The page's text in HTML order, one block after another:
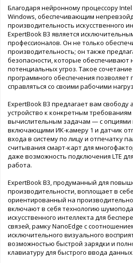
Благодаря нейронному процессору Intel
Windows, обеспечивающим
производительность искусственного
ExpertBook B3 является
профессионалов. Он не только
производительность; он также
безопасности, которые
потенциальных угроз. Такое
программного обеспечения позволяет
справляться со своими рабочими
ExpertBook B3 предлагает вам
устройство к конкретным
вычислительным задачам — с опциями
включающими ИК-камеру 1 и датчик
входа в систему по лицу и отпечатку
считывания смарт-карт для
даже возможность подключения LTE
работа.
ExpertBook B3, продуманный для
производительности, воплощает в
ориентированный на
включают в себя технологию
искусственного интеллекта для
связей, рамку NanoEdge с
исключительного визуального
возможностью быстрой зарядки и
клавиатуру для быстрого ввода данных.